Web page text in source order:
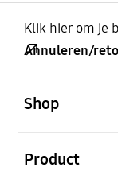
Klik hier om je
Annuleren/
Shop
Product